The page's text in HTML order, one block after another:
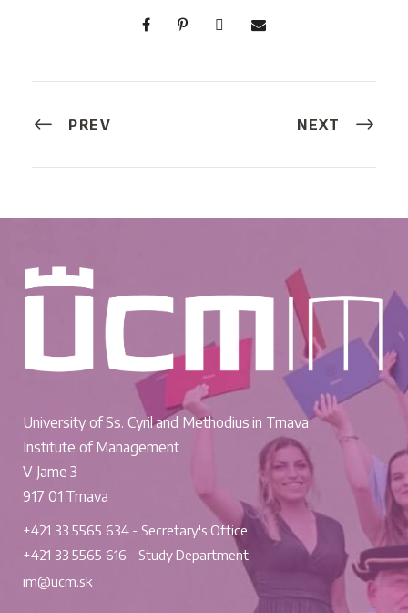
PREV NEXT
University of Ss. Cyril and Methodius in Trnava
Institute of Management
V Jame 3
917 01 Trnava
+421 33 5565 634 - Secretary's Office
+421 33 5565 616 - Study Department
im@ucm.sk